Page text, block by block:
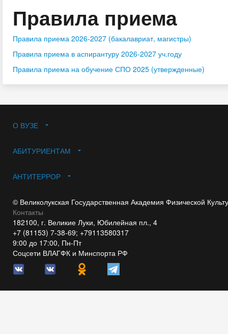
Правила приема
Правила приема 2026-2027 (бакалавриат, магистры)
Правила приема в аспирантуру 2026-2027 уч.году
Правила приема на обучение СПО 2025 (утвержденные)
О ВУЗЕ
АБИТУРИЕНТАМ
АНТИТЕРРОР
© Великолукская Государственная Академия Физической
Контакты
182100, г. Великие Луки, Юбилейная пл., 4
+7 (81153) 7-38-69; +79113580317
9:00 до 17:00, Пн-Пт
Соцсети ВЛАГФК и Минспорта РФ